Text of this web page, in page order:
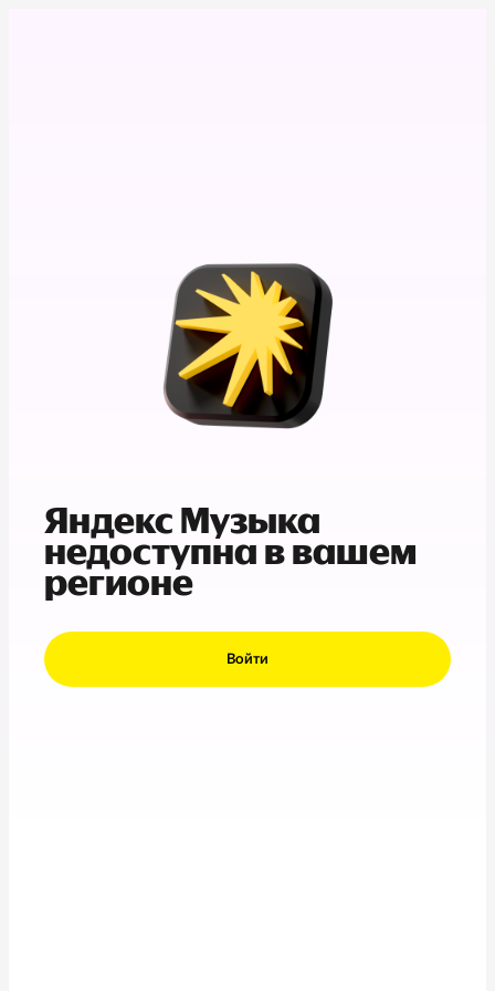
Яндекс Музыка
недоступна в вашем
регионе
Войти